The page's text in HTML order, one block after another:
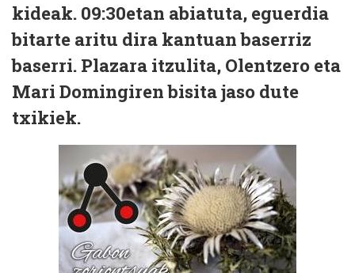
kideak. 09:30etan abiatuta, eguerdia
bitarte aritu dira kantuan baserriz
baserri. Plazara itzulita, Olentzero eta
Mari Domingiren bisita jaso dute
txikiek.